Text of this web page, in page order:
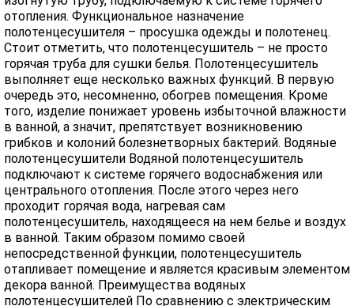
отопления. Функциональное назначение
полотенцесушителя – просушка одежды и полотенец.
Стоит отметить, что полотенцесушитель – не просто
горячая труба для сушки белья. Полотенцесушитель
выполняет еще несколько важных функций. В первую
очередь это, несомненно, обогрев помещения. Кроме
того, изделие понижает уровень избыточной влажности
в ванной, а значит, препятствует возникновению
грибков и колоний болезнетворных бактерий. Водяные
полотенцесушители Водяной полотенцесушитель
подключают к системе горячего водоснабжения или
центрального отопления. После этого через него
проходит горячая вода, нагревая сам
полотенцесушитель, находящееся на нем белье и воздух
в ванной. Таким образом помимо своей
непосредственной функции, полотенцесушитель
отапливает помещение и является красивым элементом
декора ванной. Преимущества водяных
полотенцесушителей По сравнению с электрическим